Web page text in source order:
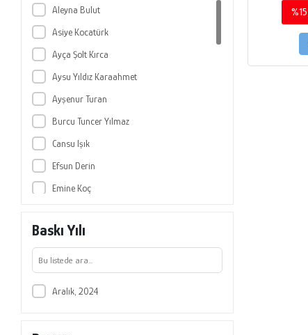
Aleyna Bulut
Asiye Kocatürk
Ayça Şolt Kırca
Aysu Yıldız Karaahmet
Ayşenur Turan
Burcu Tuncer Yılmaz
Cansu Işık
Efsun Derin
Emine Koç
Fatma Kantaş Yılmaz
Fatma Şule Bilgiç
Feride Yiğit
Gözde Küğcümen
Baskı Yılı
Aralık, 2024
%15